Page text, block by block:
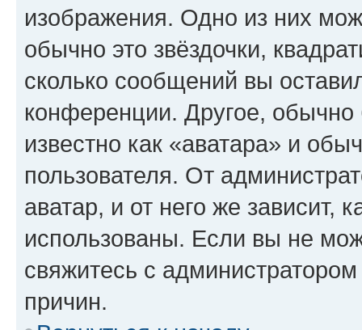
изображения. Одно из них
обычно это звёздочки,
сколько сообщений вы
конференции. Другое,
известно как «аватара» и
пользователя. От
аватар, и от него же зависит,
использованы. Если вы не
свяжитесь с
причин.